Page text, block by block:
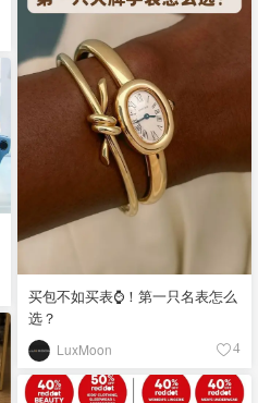
买包不如买表⌚️！第一只名表怎么
选？
LuxMoon 4